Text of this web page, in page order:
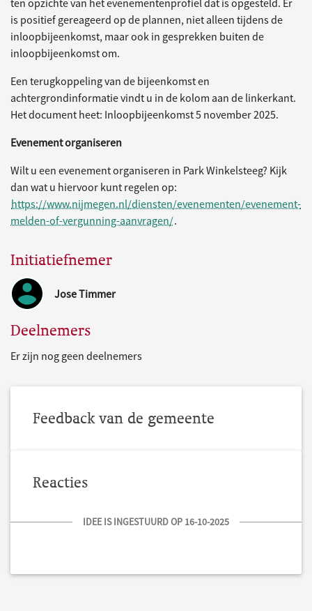
ten opzichte van het evenementenprofiel dat is opgesteld. Er
is positief gereageerd op de plannen, niet alleen tijdens de
inloopbijeenkomst, maar ook in gesprekken buiten de
inloopbijeenkomst om.
Een terugkoppeling van de bijeenkomst en
achtergrondinformatie vindt u in de kolom aan de linkerkant.
Het document heet: Inloopbijeenkomst 5 november 2025.
Evenement organiseren
Wilt u een evenement organiseren in Park Winkelsteeg? Kijk
dan wat u hiervoor kunt regelen op:
https://www.nijmegen.nl/diensten/evenementen/evenement-
melden-of-vergunning-aanvragen/.
Initiatiefnemer
Jose Timmer
Deelnemers
Er zijn nog geen deelnemers
Feedback van de gemeente
Reacties
IDEE IS INGESTUURD OP 16-10-2025